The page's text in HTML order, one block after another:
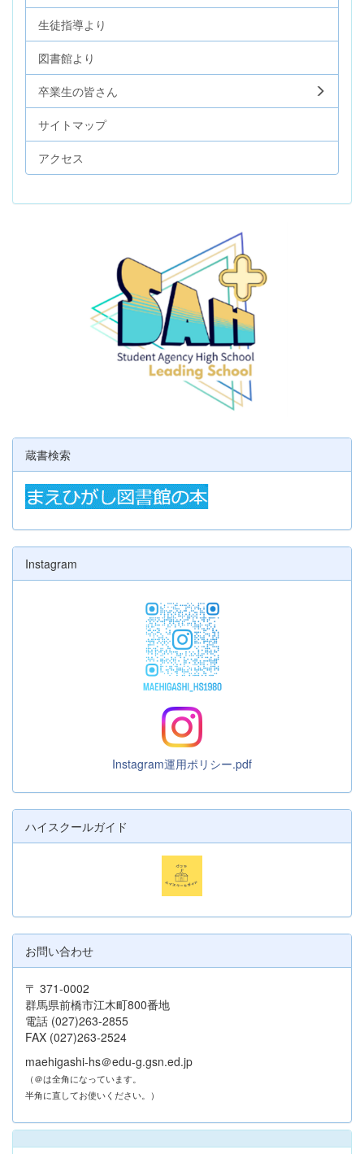
生徒指導より
図書館より
卒業生の皆さん
サイトマップ
アクセス
蔵書検索
Instagram
Instagram運用ポリシー.pdf
ハイスクールガイド
お問い合わせ
〒 371-0002
群馬県前橋市江木町800番地
電話 (027)263-2855
FAX (027)263-2524
maehigashi-hs＠edu-g.gsn.ed.jp
（＠は全角になっています。
半角に直してお使いください。）